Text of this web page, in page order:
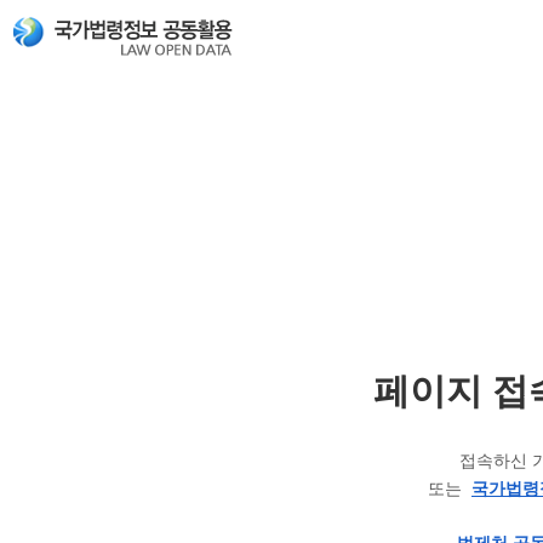
페이지 접
접속하신
또는 국가법